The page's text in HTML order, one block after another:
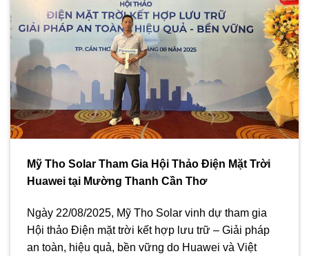
Mỹ Tho Solar Tham Gia Hội Thảo Điện Mặt Trời
Huawei tại Mường Thanh Cần Thơ
Ngày 22/08/2025, Mỹ Tho Solar vinh dự tham gia
Hội thảo Điện mặt trời kết hợp lưu trữ – Giải pháp
an toàn, hiệu quả, bền vững do Huawei và Việt